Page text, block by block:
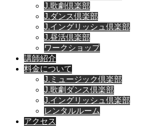
J.歌劇倶楽部
J.ダンス倶楽部
J.イングリッシュ倶楽部
J.昼活倶楽部
ワークショップ
講師紹介
料金について
J.ミュージック倶楽部
J.歌劇ダンス倶楽部
J.イングリッシュ倶楽部
レンタルルーム
アクセス